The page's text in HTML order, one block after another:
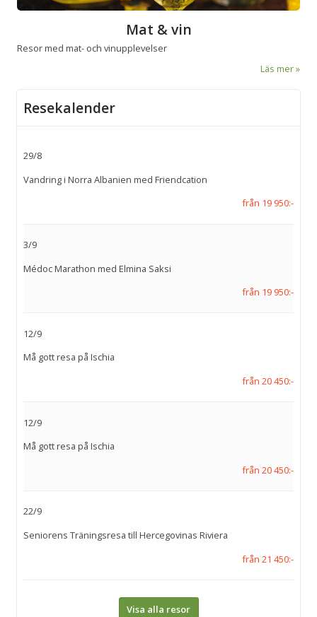
Mat & vin
Resor med mat- och vinupplevelser
Läs mer
Resekalender
29/8
Vandring i Norra Albanien med Friendcation
från 19 950:-
3/9
Médoc Marathon med Elmina Saksi
från 19 950:-
12/9
Må gott resa på Ischia
från 20 450:-
12/9
Må gott resa på Ischia
från 20 450:-
22/9
Seniorens Träningsresa till Hercegovinas Riviera
från 21 450:-
Visa alla resor